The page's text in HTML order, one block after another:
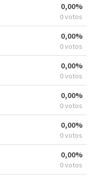
0,00%
0 votos
0,00%
0 votos
0,00%
0 votos
0,00%
0 votos
0,00%
0 votos
0,00%
0 votos